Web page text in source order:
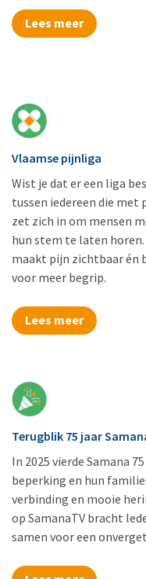
Lees meer
Vlaamse pijnliga
Wist je dat er een liga
tussen iedereen die met
zet zich in om mensen
hun stem te laten
maakt pijn zichtbaar én
voor meer begrip.
Lees meer
Terugblik 75 jaar
In 2025 vierde Samana
beperking en hun
verbinding en mooie
op SamanaTV bracht
samen voor een